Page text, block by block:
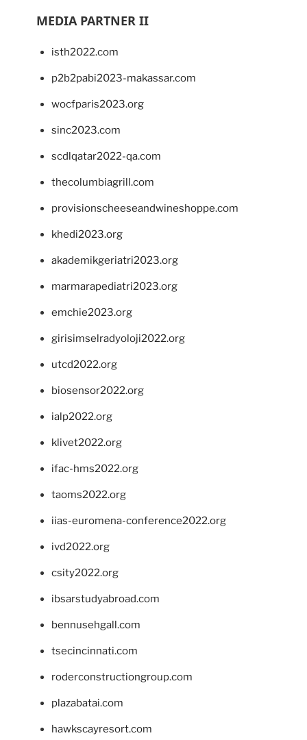
MEDIA PARTNER II
isth2022.com
p2b2pabi2023-makassar.com
wocfparis2023.org
sinc2023.com
scdlqatar2022-qa.com
thecolumbiagrill.com
provisionscheeseandwineshoppe.com
khedi2023.org
akademikgeriatri2023.org
marmarapediatri2023.org
emchie2023.org
girisimselradyoloji2022.org
utcd2022.org
biosensor2022.org
ialp2022.org
klivet2022.org
ifac-hms2022.org
taoms2022.org
iias-euromena-conference2022.org
ivd2022.org
csity2022.org
ibsarstudyabroad.com
bennusehgall.com
tsecincinnati.com
roderconstructiongroup.com
plazabatai.com
hawkscayresort.com